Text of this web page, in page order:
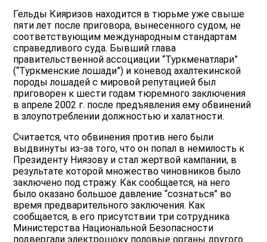
Гельды Кияризов находится в тюрьме уже свыше
пяти лет после приговора, вынесенного судом, не
соответствующим международным стандартам
справедливого суда. Бывший глава
правительственной ассоциации “Туркменатлари”
(“Туркменские лошади”) и коневод ахалтекинской
породы лошадей с мировой репутацией был
приговорен к шести годам тюремного заключения
в апреле 2002 г. после предъявления ему обвинений
в злоупотреблении должностью и халатности.
Считается, что обвинения против него были
выдвинуты из-за того, что он попал в немилость к
Президенту Ниязову и стал жертвой кампании, в
результате которой множество чиновников было
заключено под стражу. Как сообщается, на него
было оказано большое давление “сознаться” во
время предварительного заключения. Как
сообщается, в его присутствии три сотрудника
Министерства Национальной Безопасности
подвергали электрошоку половые органы другого